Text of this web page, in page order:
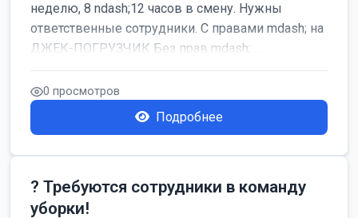
неделю, 8 ndash;12 часов в смену. Нужны
ответственные сотрудники. С правами mdash; на
ДЖЕК-ПОГРУЗЧИК Без прав mdash; ...
0 просмотров
Подробнее
? Требуются сотрудники в команду
уборки!